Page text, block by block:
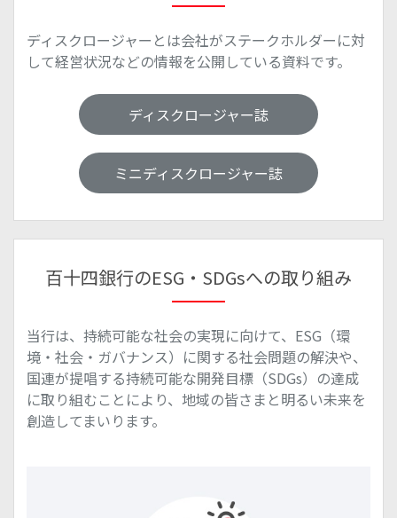
ディスクロージャーとは会社がステークホルダーに対
して経営状況などの情報を公開している資料です。
ディスクロージャー誌
ミニディスクロージャー誌
百十四銀行のESG・SDGsへの取り組み
当行は、持続可能な社会の実現に向けて、ESG（環
境・社会・ガバナンス）に関する社会問題の解決や、
国連が提唱する持続可能な開発目標（SDGs）の達成
に取り組むことにより、地域の皆さまと明るい未来を
創造してまいります。